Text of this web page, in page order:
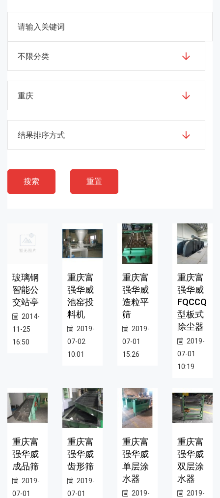
不限分类
重庆
结果排序方式
搜索 重置
玻璃钢
智能公
交站亭
2014-
11-25
16:50
重庆富
强华威
池窑投
料机
2019-
07-02
10:01
重庆富
强华威
造粒平
筛
2019-
07-01
15:26
重庆富
强华威
FQCCQ
型板式
除尘器
2019-
07-01
10:19
重庆富
强华威
成品筛
2019-
07-01
重庆富
强华威
齿形筛
2019-
07-01
重庆富
强华威
单层涂
水器
2019-
重庆富
强华威
双层涂
水器
2019-